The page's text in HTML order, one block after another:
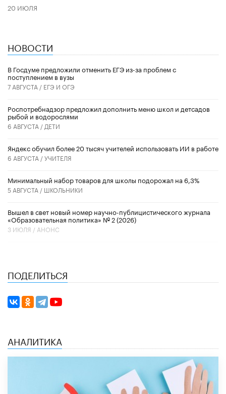
20 ИЮЛЯ
НОВОСТИ
В Госдуме предложили отменить ЕГЭ из-за проблем с
поступлением в вузы
7 АВГУСТА / ЕГЭ И ОГЭ
Роспотребнадзор предложил дополнить меню школ и детсадов
рыбой и водорослями
6 АВГУСТА / ДЕТИ
​Яндекс обучил более 20 тысяч учителей использовать ИИ в работе
6 АВГУСТА /УЧИТЕЛЯ
Минимальный набор товаров для школы подорожал на 6,3%
5 АВГУСТА / ШКОЛЬНИКИ
Вышел в свет новый номер научно-публицистического журнала
«Образовательная политика» № 2 (2026)
3 ИЮЛЯ / АНОНС
ПОДЕЛИТЬСЯ
АНАЛИТИКА